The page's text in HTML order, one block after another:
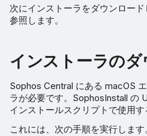
次にインストーラをダウンロー
参照します。
インストーラのダ
Sophos Central にある macOS
ラが必要です。SophosInstall の
インストールスクリプトで使用す
これには、次の手順を実行します